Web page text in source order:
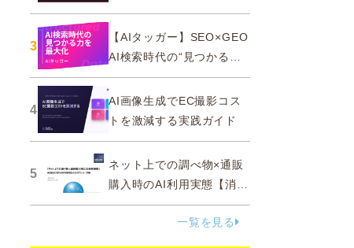
ズを生む法則
3
【AIタッガー】SEO×GEO
AI検索時代の“見つかる
力”を最大化
4
AI画像生成でEC撮影コス
トを激減する実践ガイド
5
ネット上での調べ物×通販
購入時のAI利用実態【消費
者調査 2025】
一覧を見る